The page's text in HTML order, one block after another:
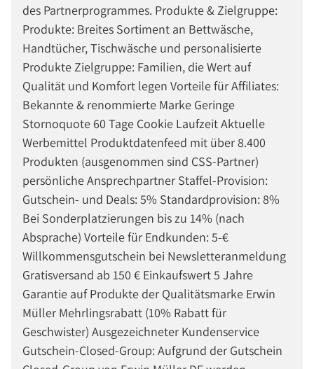
des Partnerprogrammes. Produkte & Zielgruppe:
Produkte: Breites Sortiment an Bettwäsche,
Handtücher, Tischwäsche und personalisierte
Produkte Zielgruppe: Familien, die Wert auf
Qualität und Komfort legen Vorteile für Affiliates:
Bekannte & renommierte Marke Geringe
Stornoquote 60 Tage Cookie Laufzeit Aktuelle
Werbemittel Produktdatenfeed mit über 8.400
Produkten (ausgenommen sind CSS-Partner)
persönliche Ansprechpartner Staffel-Provision:
Gutschein- und Deals: 5% Standardprovision: 8%
Bei Sonderplatzierungen bis zu 14% (nach
Absprache) Vorteile für Endkunden: 5-€
Willkommensgutschein bei Newsletteranmeldung
Gratisversand ab 150 € Einkaufswert 5 Jahre
Garantie auf Produkte der Qualitätsmarke Erwin
Müller Mehrlingsrabatt (10% Rabatt für
Geschwister) Ausgezeichneter Kundenservice
Gutschein-Closed-Group: Aufgrund der Gutschein